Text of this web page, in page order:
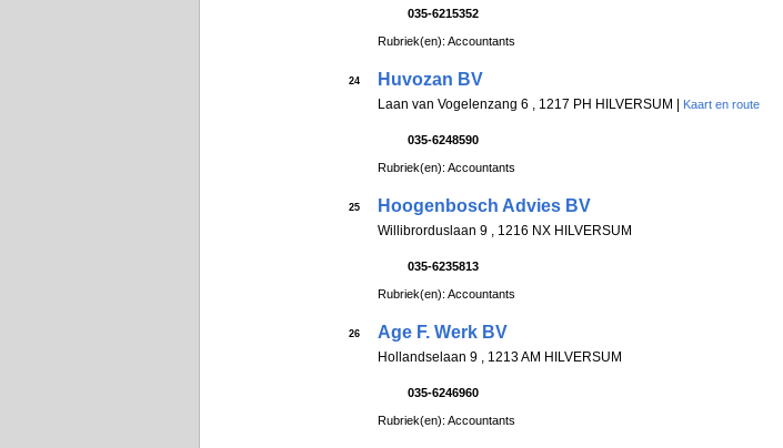
035-6215352
Rubriek(en): Accountants
24 Huvozan BV
Laan van Vogelenzang 6 , 1217 PH HILVERSUM | Kaart en route
035-6248590
Rubriek(en): Accountants
25 Hoogenbosch Advies BV
Willibrorduslaan 9 , 1216 NX HILVERSUM
035-6235813
Rubriek(en): Accountants
26 Age F. Werk BV
Hollandselaan 9 , 1213 AM HILVERSUM
035-6246960
Rubriek(en): Accountants